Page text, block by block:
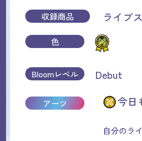
収録商品 ライブ
色
Bloomレベル Debut
アーツ 今日
自分のラ